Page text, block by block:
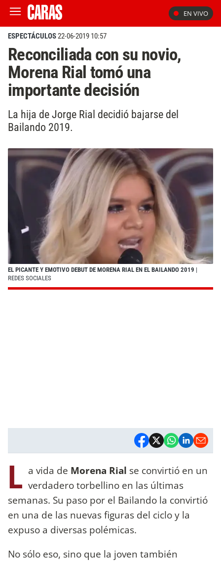
EN VIVO
ESPECTÁCULOS22-06-2019 10:57
Reconciliada con su novio,
Morena Rial tomó una
importante decisión
La hija de Jorge Rial decidió bajarse del
Bailando 2019.
EL PICANTE Y EMOTIVO DEBUT DE MORENA RIAL EN EL BAILANDO 2019 |
REDES SOCIALES
L a vida de Morena Rial se convirtió en un
verdadero torbellino en las últimas
semanas. Su paso por el Bailando la convirtió
en una de las nuevas figuras del ciclo y la
expuso a diversas polémicas.
No sólo eso, sino que la joven también